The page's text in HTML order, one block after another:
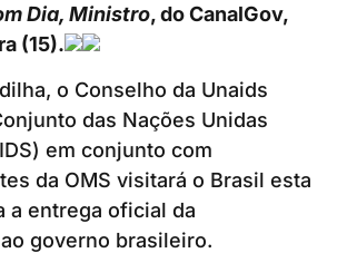
Dia, Ministro, do CanalGov,
(15).
o Conselho da Unaids
das Nações Unidas
em conjunto com
da OMS visitará o Brasil esta
a entrega oficial da
governo brasileiro.